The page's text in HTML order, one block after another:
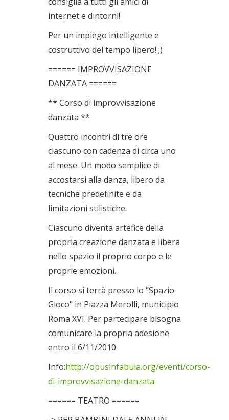
internet e dintorni!
Per un impiego intelligente e
costruttivo del tempo libero! ;)
====== IMPROVVISAZIONE
DANZATA ======
** Corso di improvvisazione
danzata **
Quattro incontri di tre ore
ciascuno con cadenza di circa uno
al mese. Un modo semplice di
accostarsi alla danza, libero da
tecniche predefinite e da
limitazioni stilistiche.
Ciascuno diventa artefice della
propria creazione danzata e libera
nello spazio il proprio corpo e le
proprie emozioni.
Il corso si terrà presso lo "Spazio
Gioco" in Piazza Merolli, municipio
Roma XVI. Per partecipare bisogna
comunicare la propria adesione
entro il 6/11/2010
Info:http://opusinfabula.org/eventi/corso-
di-improvvisazione-danzata
====== TEATRO ======